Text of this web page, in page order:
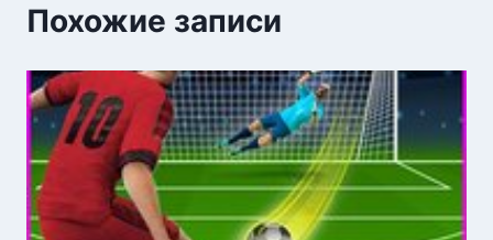
Похожие записи